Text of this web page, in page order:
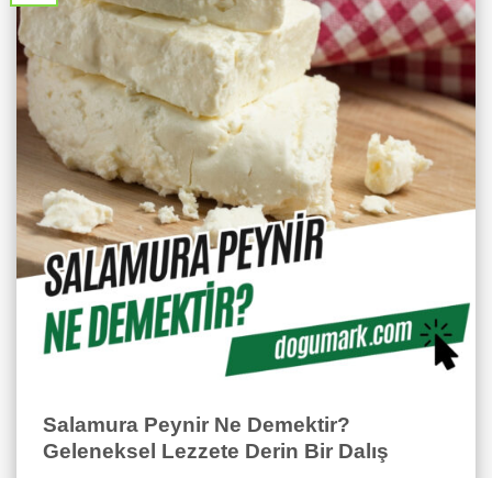
Salamura Peynir Ne Demektir?
Geleneksel Lezzete Derin Bir Dalış